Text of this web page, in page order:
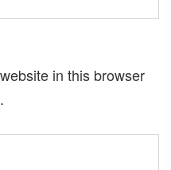
in this browser